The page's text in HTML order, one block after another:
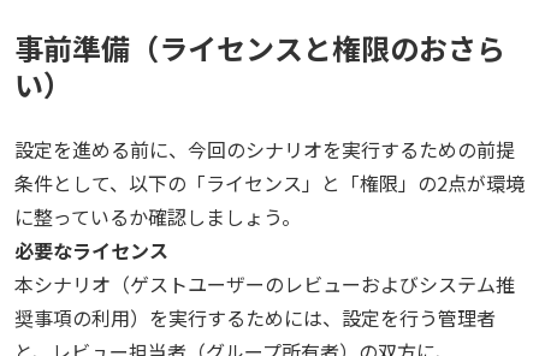
事前準備（ライセンスと権限のおさら
い）
設定を進める前に、今回のシナリオを実行するための前提
条件として、以下の「ライセンス」と「権限」の2点が環境
に整っているか確認しましょう。
必要なライセンス
本シナリオ（ゲストユーザーのレビューおよびシステム推
奨事項の利用）を実行するためには、設定を行う管理者